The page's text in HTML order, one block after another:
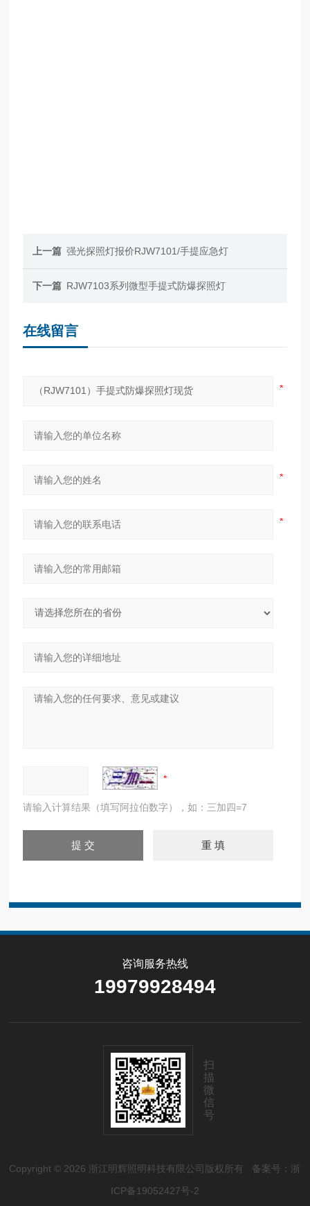
上一篇 强光探照灯报价RJW7101/手提应急灯
下一篇 RJW7103系列微型手提式防爆探照灯
在线留言
请输入计算结果（填写阿拉伯数字），如：三加四=7
咨询服务热线
19979928494
扫
描
微
信
号
Copyright © 2026 浙江明辉照明科技有限公司版权所有 备案号：浙
ICP备19052427号-2